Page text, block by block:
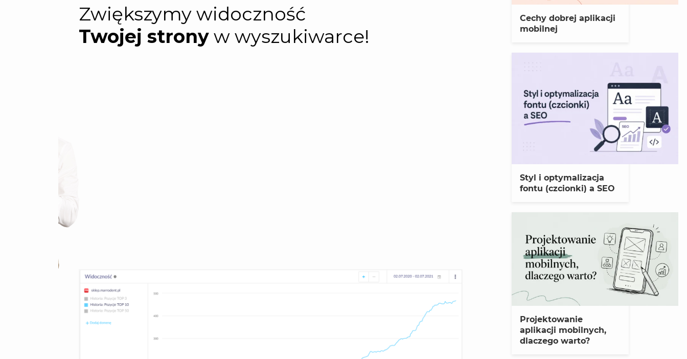
Cechy dobrej aplikacji
mobilnej
Styl i optymalizacja
fontu (czcionki) a SEO
Projektowanie
aplikacji mobilnych,
dlaczego warto?